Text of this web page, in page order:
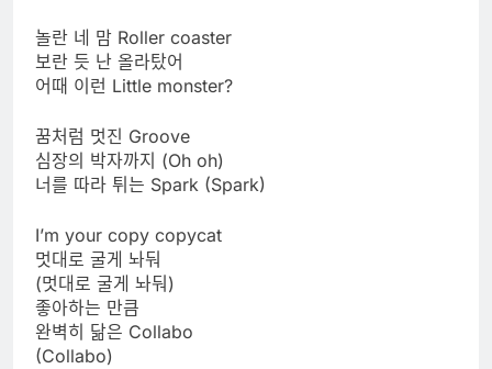
놀란 네 맘 Roller coaster
보란 듯 난 올라탔어
어때 이런 Little monster?
꿈처럼 멋진 Groove
심장의 박자까지 (Oh oh)
너를 따라 튀는 Spark (Spark)
I’m your copy copycat
멋대로 굴게 놔둬
(멋대로 굴게 놔둬)
좋아하는 만큼
완벽히 닮은 Collabo
(Collabo)